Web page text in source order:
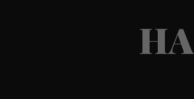
HA